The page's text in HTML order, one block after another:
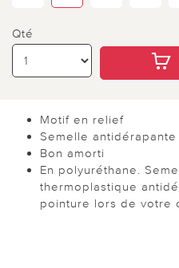
Qté
Motif en relief
Semelle antidérapante
Bon amorti
En polyuréthane.
thermoplastique
pointure lors de votre